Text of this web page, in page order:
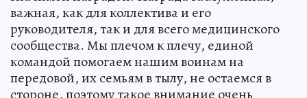
важная, как для коллектива и его
руководителя, так и для всего медицинского
сообщества. Мы плечом к плечу, единой
командой помогаем нашим воинам на
передовой, их семьям в тылу, не остаемся в